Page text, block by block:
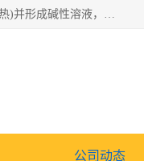
氢氧化钠化学式为NaOH，为一种具有很强腐蚀性的强碱，一般为片状或颗粒形态，易溶于水(溶于水时放热)并形成碱性溶液，另有潮解性，易吸取空气中的水蒸气(潮解)和(变质)。NaOH是化学实验室其中一种必备的化学品，亦为常见的化工品之一。纯品是无色透明的晶体。密度2.130g/cm3。熔点318.4℃。沸点1390℃。工业品含有少量的氯化和碳酸，是白色不透明的晶体。
公司动态